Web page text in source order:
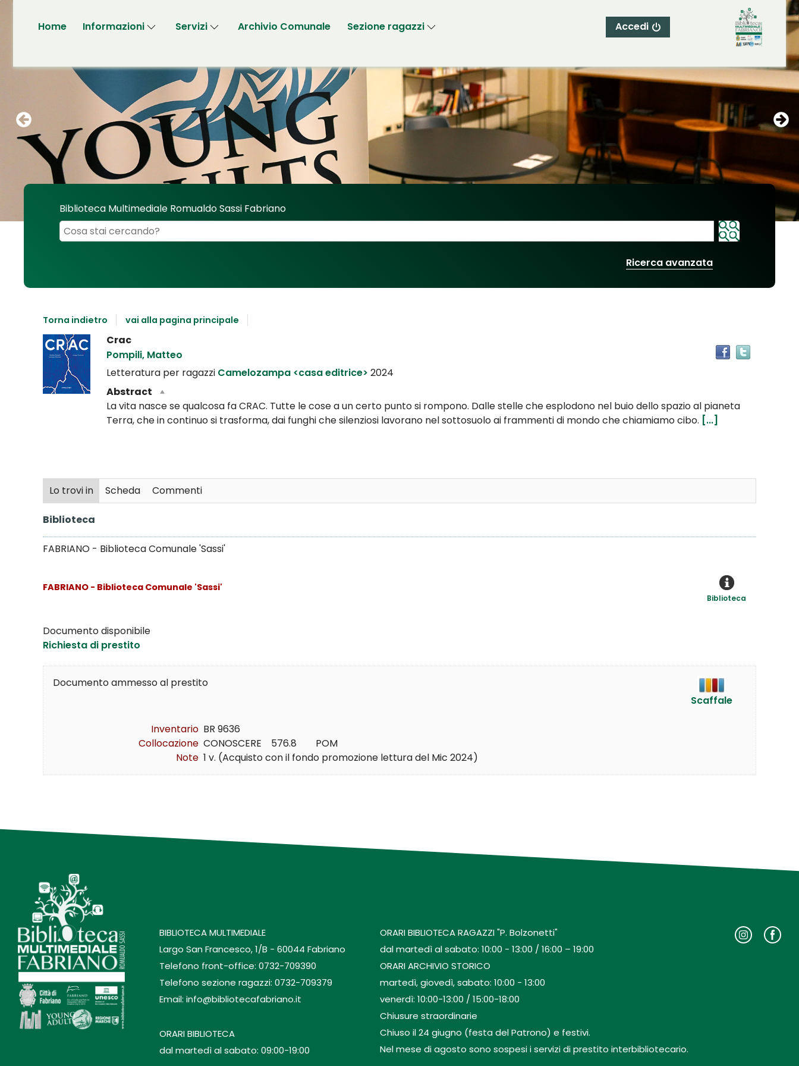
Home Informazioni Servizi Archivio Comunale Sezione ragazzi Accedi
Biblioteca Multimediale Romualdo Sassi Fabriano
Cerca su "Biblioteca Multimediale Romualdo Sassi Fabriano"
Ricerca avanzata
Torna indietro vai alla pagina principale
Dettaglio
del
documento
Crac
Pompili, Matteo
Letteratura per ragazzi Camelozampa <casa editrice> 2024
Abstract
La vita nasce se qualcosa fa CRAC. Tutte le cose a un certo punto si rompono. Dalle stelle che esplodono nel buio dello spazio al pianeta
Terra, che in continuo si trasforma, dai funghi che silenziosi lavorano nel sottosuolo ai frammenti di mondo che chiamiamo cibo. [...]
Lo trovi in Scheda Commenti
Biblioteca
FABRIANO - Biblioteca Comunale 'Sassi'
FABRIANO - Biblioteca Comunale 'Sassi'
Biblioteca
Documento disponibile
Richiesta di prestito
Documento ammesso al prestito
Inventario BR 9636
Collocazione CONOSCERE    576.8        POM
Note 1 v. (Acquisto con il fondo promozione lettura del Mic 2024)
Scaffale
BIBLIOTECA MULTIMEDIALE
Largo San Francesco, 1/B - 60044 Fabriano
Telefono front-office: 0732-709390
Telefono sezione ragazzi: 0732-709379
Email: info@bibliotecafabriano.it
ORARI BIBLIOTECA
dal martedì al sabato: 09:00-19:00
ORARI BIBLIOTECA RAGAZZI "P. Bolzonetti"
dal martedì al sabato: 10:00 - 13:00 / 16:00 – 19:00
ORARI ARCHIVIO STORICO
martedì, giovedì, sabato: 10:00 - 13:00
venerdì: 10:00-13:00 / 15:00-18:00
Chiusure straordinarie
Chiuso il 24 giugno (festa del Patrono) e festivi.
Nel mese di agosto sono sospesi i servizi di prestito interbibliotecario.